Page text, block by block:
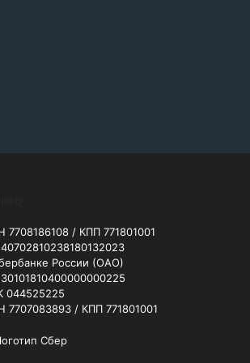
7708186108 / КПП 771801001
России (ОАО)
044525225
7707083893 / КПП 771801001